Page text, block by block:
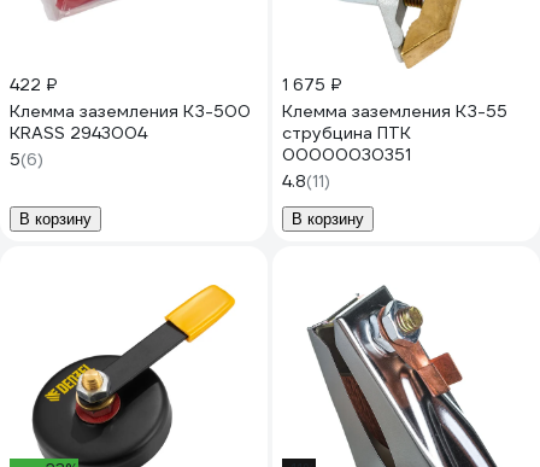
422 ₽
Клемма заземления КЗ-500
KRASS 2943004
5(6)
В корзину
1 675 ₽
Клемма заземления КЗ-55
струбцина ПТК
00000030351
4.8(11)
В корзину